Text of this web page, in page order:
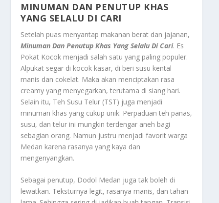
MINUMAN DAN PENUTUP KHAS
YANG SELALU DI CARI
Setelah puas menyantap makanan berat dan jajanan,
Minuman Dan Penutup Khas Yang Selalu Di Cari. Es
Pokat Kocok menjadi salah satu yang paling populer.
Alpukat segar di kocok kasar, di beri susu kental
manis dan cokelat. Maka akan menciptakan rasa
creamy yang menyegarkan, terutama di siang hari.
Selain itu, Teh Susu Telur (TST) juga menjadi
minuman khas yang cukup unik. Perpaduan teh panas,
susu, dan telur ini mungkin terdengar aneh bagi
sebagian orang. Namun justru menjadi favorit warga
Medan karena rasanya yang kaya dan
mengenyangkan.
Sebagai penutup, Dodol Medan juga tak boleh di
lewatkan. Teksturnya legit, rasanya manis, dan tahan